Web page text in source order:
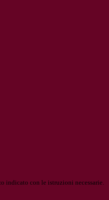
indicato con le istruzioni necessarie.